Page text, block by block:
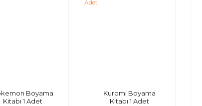
Boyama
Kitabı 1 Adet
Kuromi Boyama
Kitabı 1 Adet